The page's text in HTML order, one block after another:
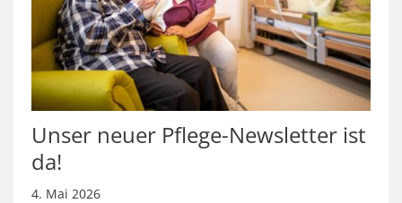
Unser neuer Pflege-Newsletter ist
da!
4. Mai 2026